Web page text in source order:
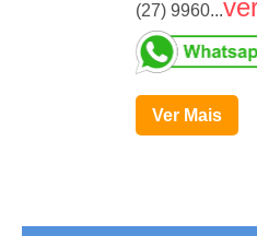
(27) 9960...
Ver Mais